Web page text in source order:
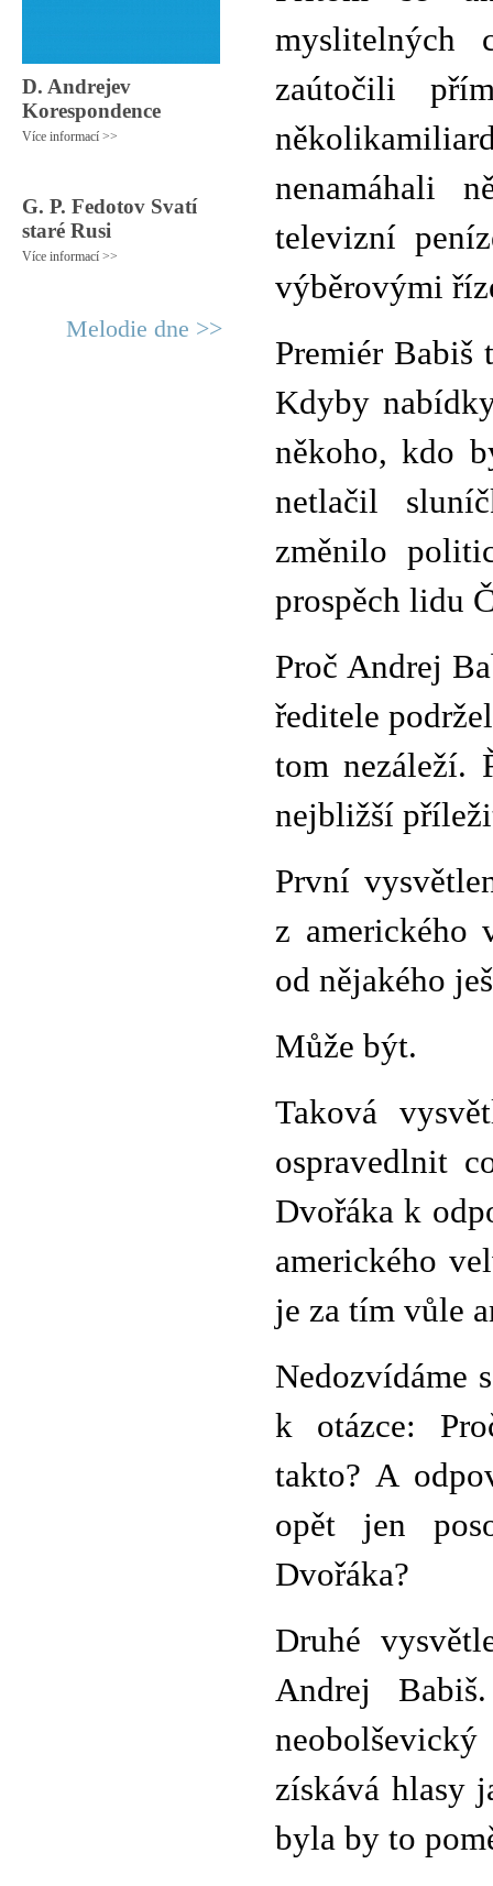
D. Andrejev
Korespondence
Více informací >>
G. P. Fedotov Svatí
staré Rusi
Více informací >>
Melodie dne >>
myslitelných
zaútočili
nenamáhali
televizní
výběrovými
Premiér Babiš
Kdyby
někoho, kdo
netlačil
změnilo
prospěch lidu
Proč Andrej
ředitele
tom nezáleží.
nejbližší
První
z amerického
od nějakého
Může být.
Taková
ospravedlnit
Dvořáka k
amerického
je za tím vůle
Nedozvídáme
k otázce:
takto? A
opět jen
Dvořáka?
Druhé
Andrej
získává hlasy
byla by to